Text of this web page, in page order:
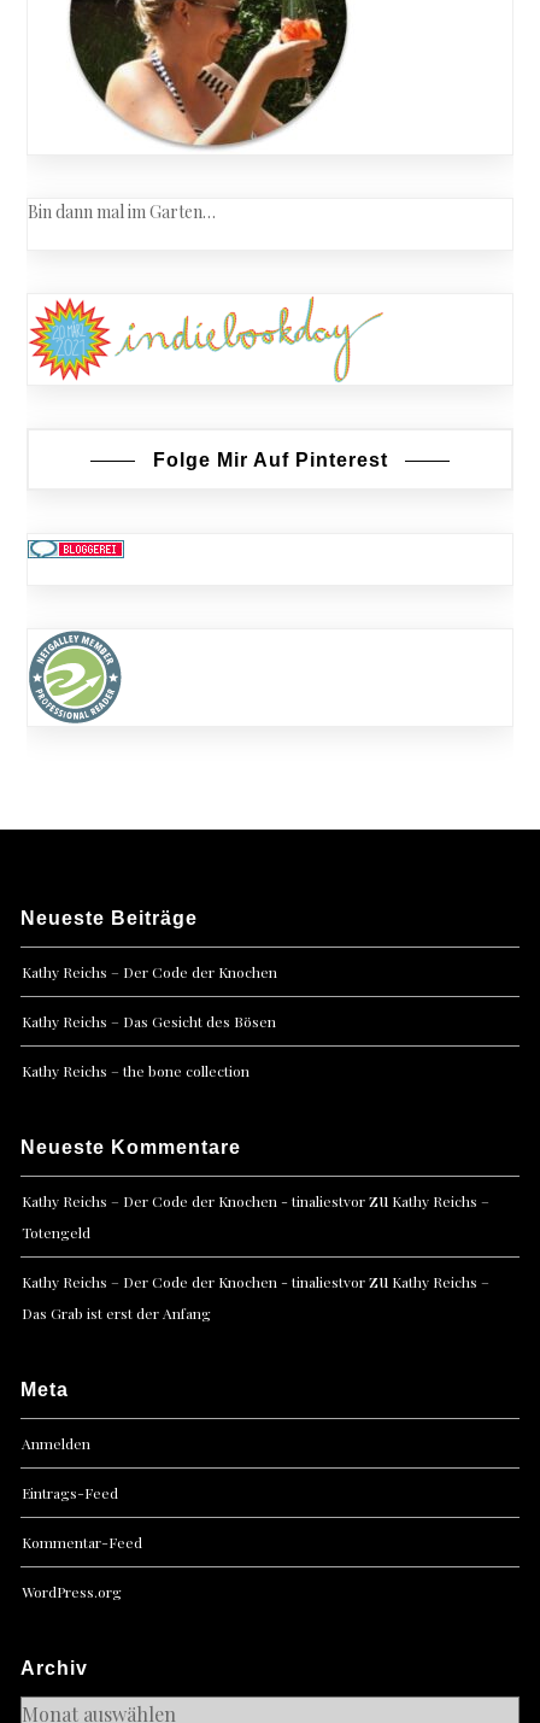
Bin dann mal im Garten…
Folge Mir Auf Pinterest
Neueste Beiträge
Kathy Reichs – Der Code der Knochen
Kathy Reichs – Das Gesicht des Bösen
Kathy Reichs – the bone collection
Neueste Kommentare
Kathy Reichs – Der Code der Knochen - tinaliestvorzu Kathy Reichs –
Totengeld
Kathy Reichs – Der Code der Knochen - tinaliestvorzu Kathy Reichs –
Das Grab ist erst der Anfang
Meta
Anmelden
Eintrags-Feed
Kommentar-Feed
WordPress.org
Archiv
Archiv